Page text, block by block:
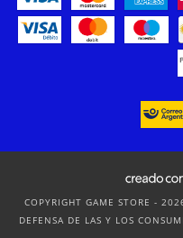
COPYRIGHT GAME STORE -
DEFENSA DE LAS Y LOS